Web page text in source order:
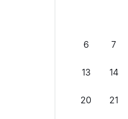
6 7
13 14
20 21